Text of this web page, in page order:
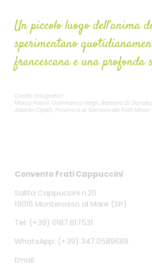
Un piccolo luogo dell’anima
sperimentano
francescana e una
Crediti fotografici:
Marco Pasini, Gianfranco Negri, Barbara Di
Alberto Cipelli, Provincia di Genova dei Frati
Convento Frati Cappuccini
Salita Cappuccini n.20
19016 Monterosso al Mare (SP)
Tel: (+39) 0187.817531
WhatsApp: (+39) 347.0589689
Email: